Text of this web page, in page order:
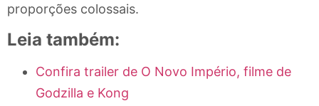
proporções colossais.
Leia também:
Confira trailer de O Novo Império, filme de
Godzilla e Kong